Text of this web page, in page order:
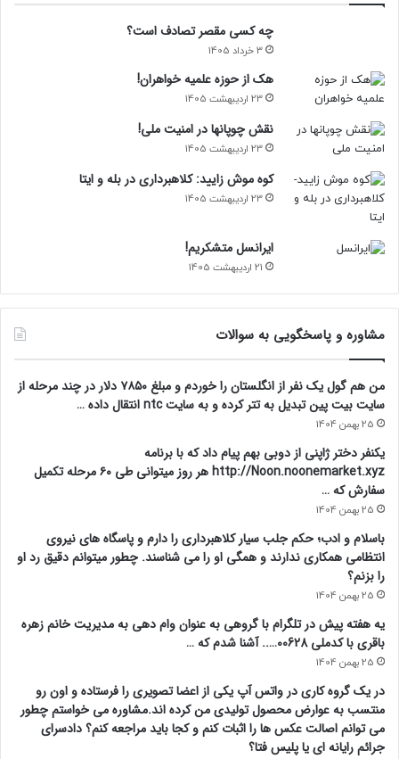
چه کسی مقصر تصادف است؟
3 خرداد 1405
هک از حوزه علمیه خواهران!
23 اردیبهشت 1405
نقش چوپانها در امنیت ملی!
23 اردیبهشت 1405
کوه موش زایید: کلاهبرداری در بله و ایتا
23 اردیبهشت 1405
ایرانسل متشکریم!
21 اردیبهشت 1405
مشاوره و پاسخگویی به سوالات
من هم گول یک نفر از انگلستان را خوردم و مبلغ ۷۸۵۰ دلار در چند مرحله از
سایت بیت پین تبدیل به تتر کرده و به سایت ntc انتقال داده …
25 بهمن 1404
یکنفر دختر ژاپنی از دوبی بهم پیام داد که با برنامه
http://Noon.noonemarket.xyz هر روز میتوانی طی ۶۰ مرحله تکمیل
سفارش که …
25 بهمن 1404
باسلام و ادب؛ حکم جلب سیار کلاهبرداری را دارم و پاسگاه های نیروی
انتظامی همکاری ندارند و همگی او را می شناسند. چطور میتوانم دقیق رد او
را بزنم؟
25 بهمن 1404
یه هفته پیش در تلگرام با گروهی به عنوان وام دهی به مدیریت خانم زهره
باقری با کدملی 00628….. آشنا شدم که …
25 بهمن 1404
در یک گروه کاری در واتس آپ یکی از اعضا تصویری را فرستاده و اون رو
منتسب به عوارض محصول تولیدی من کرده اند.مشاوره می خواستم چطور
می توانم اصالت عکس ها را اثبات کنم و کجا باید مراجعه کنم؟ دادسرای
جرائم رایانه ای یا پلیس فتا؟